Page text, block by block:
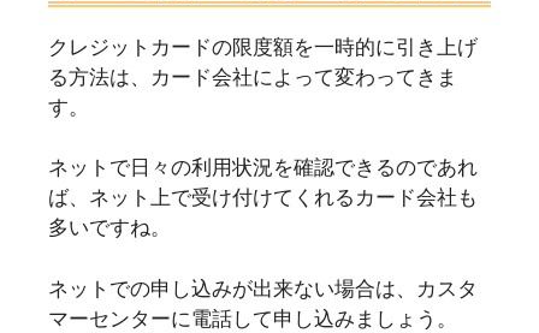
クレジットカードの限度額を一時的に引き上げ
る方法は、カード会社によって変わってきま
す。
ネットで日々の利用状況を確認できるのであれ
ば、ネット上で受け付けてくれるカード会社も
多いですね。
ネットでの申し込みが出来ない場合は、カスタ
マーセンターに電話して申し込みましょう。